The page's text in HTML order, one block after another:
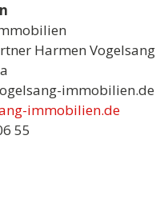
Harmen Vogelsang
immobilien.de
immobilien.de
55